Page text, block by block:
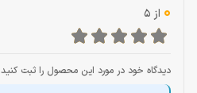
0 از 5
دیدگاه خود در مورد این محصول را ثبت کنید